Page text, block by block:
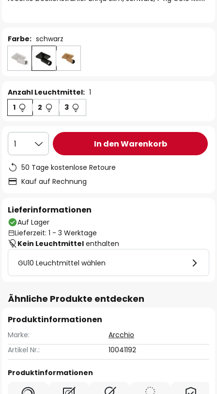
Farbe: schwarz
Anzahl Leuchtmittel: 1
1
2 3
1 In den Warenkorb
50 Tage kostenlose Retoure
Kauf auf Rechnung
Lieferinformationen
Auf Lager
Lieferzeit: 1 - 3 Werktage
Kein Leuchtmittel enthalten
GU10 Leuchtmittel wählen
Ähnliche Produkte entdecken
Produktinformationen
Marke:
Arcchio
Artikel Nr.:
10041192
Produktinformationen